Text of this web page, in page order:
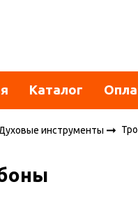
Каталог
инструменты